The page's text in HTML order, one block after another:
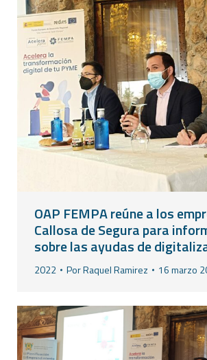
OAP FEMPA reúne a los
Callosa de Segura para
sobre las ayudas de
2022 PorRaquel Ramirez 16 marzo